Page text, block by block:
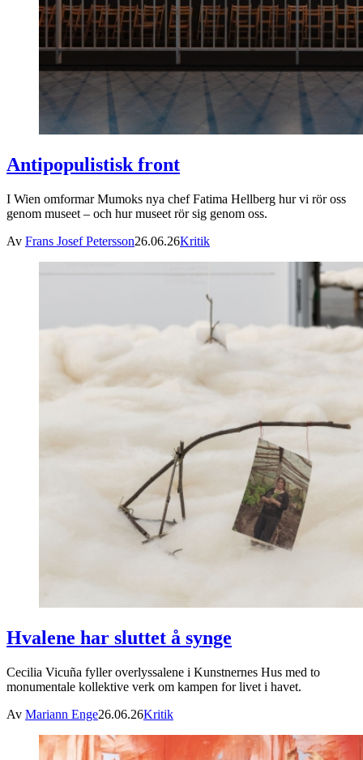
Antipopulistisk front
I Wien omformar Mumoks nya chef Fatima Hellberg hur vi rör oss
genom museet – och hur museet rör sig genom oss.
Av Frans Josef Petersson26.06.26Kritik
Hvalene har sluttet å synge
Cecilia Vicuña fyller overlyssalene i Kunstnernes Hus med to
monumentale kollektive verk om kampen for livet i havet.
Av Mariann Enge26.06.26Kritik